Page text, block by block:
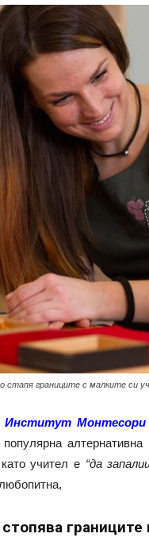
вкус
на
живот
стапя границите с малките си
Институт Монтесори
учител е “да